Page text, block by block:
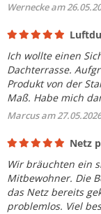
Wernecke am
Ich wollte einen
Dachterrasse.
Produkt von der
Maß. Habe mich
Marcus am 27.05.2026
Netz
Wir bräuchten ein
Mitbewohner. Die
das Netz bereits
problemlos. Viel